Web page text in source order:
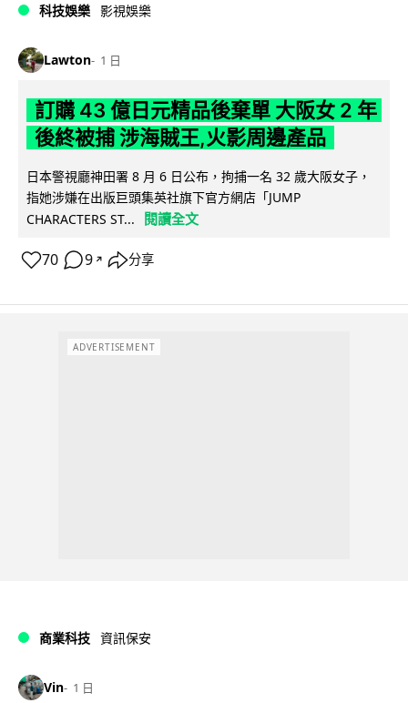
科技娛樂 影視娛樂
Lawton 1 日
訂購 43 億日元精品後棄單 大阪女 2 年
後終被捕 涉海賊王,火影周邊產品
日本警視廳神田署 8 月 6 日公布，拘捕一名 32 歲大阪女子，
指她涉嫌在出版巨頭集英社旗下官方網店「JUMP
CHARACTERS ST...
閱讀全文
70 9 ↗ 分享
ADVERTISEMENT
商業科技 資訊保安
Vin 1 日